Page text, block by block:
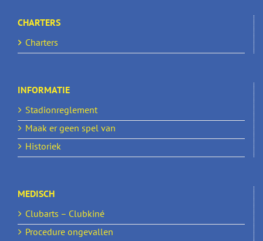
CHARTERS
Charters
INFORMATIE
Stadionreglement
Maak er geen spel van
Historiek
MEDISCH
Clubarts – Clubkiné
Procedure ongevallen